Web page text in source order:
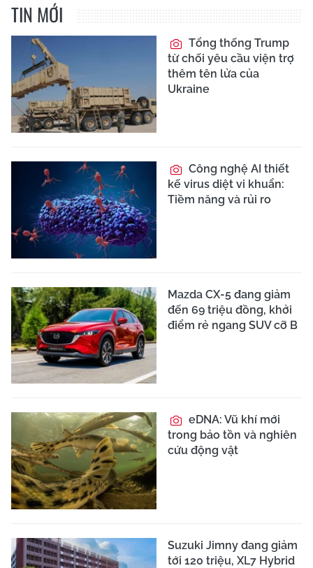
TIN MỚI
Tổng thống Trump
từ chối yêu cầu viện trợ
thêm tên lửa của
Ukraine
Công nghệ AI thiết
kế virus diệt vi khuẩn:
Tiềm năng và rủi ro
Mazda CX-5 đang giảm
đến 69 triệu đồng, khởi
điểm rẻ ngang SUV cỡ B
eDNA: Vũ khí mới
trong bảo tồn và nghiên
cứu động vật
Suzuki Jimny đang giảm
tới 120 triệu, XL7 Hybrid